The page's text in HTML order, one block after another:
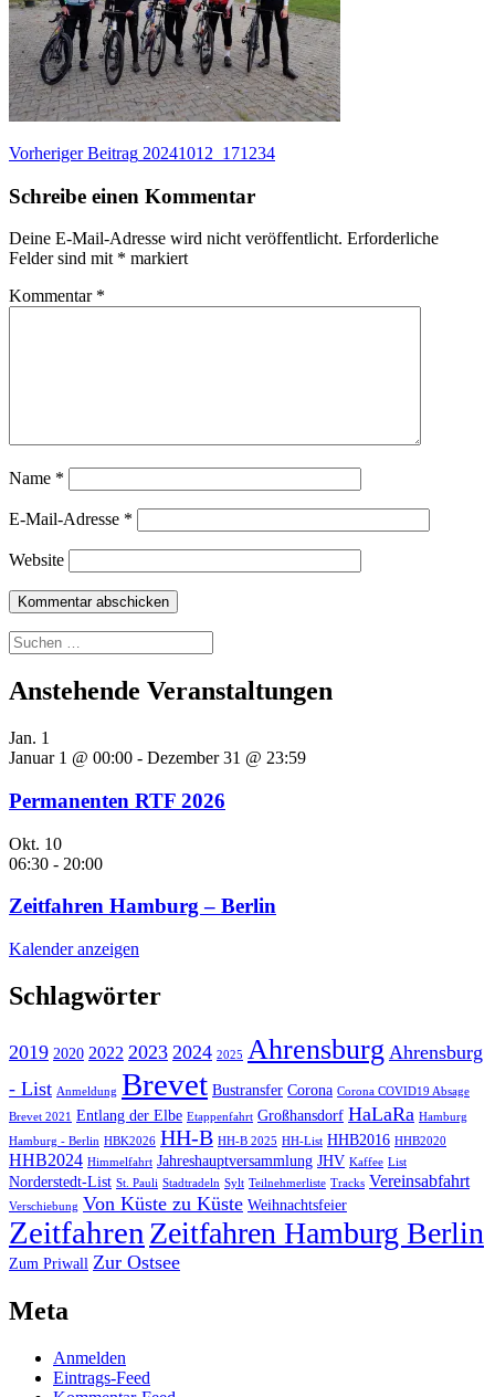
Beitragsnavigation
Vorheriger Beitrag Vorheriger
20241012_171234
Schreibe einen Kommentar
Deine E-Mail-Adresse wird nicht veröffentlicht. Erforderliche
Felder sind mit * markiert
Kommentar *
Name *
E-Mail-Adresse *
Website
Suchen
nach:
Anstehende Veranstaltungen
Jan. 1
Januar 1 @ 00:00 - Dezember 31 @ 23:59
Permanenten RTF 2026
Okt. 10
06:30 - 20:00
Zeitfahren Hamburg – Berlin
Kalender anzeigen
Schlagwörter
2019 2020 2022 2023 2024 2025 Ahrensburg Ahrensburg
- List Anmeldung Brevet Bustransfer Corona Corona COVID19 Absage
Brevet 2021 Entlang der Elbe Etappenfahrt Großhansdorf HaLaRa Hamburg
Hamburg - Berlin HBK2026 HH-B HH-B 2025 HH-List HHB2016 HHB2020
HHB2024 Himmelfahrt Jahreshauptversammlung JHV Kaffee List
Norderstedt-List St. Pauli Stadtradeln Sylt Teilnehmerliste Tracks Vereinsabfahrt
Verschiebung Von Küste zu Küste Weihnachtsfeier
Zeitfahren Zeitfahren Hamburg Berlin
Zum Priwall Zur Ostsee
Meta
Anmelden
Eintrags-Feed